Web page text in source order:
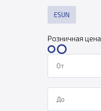
ESUN
Розничная цена